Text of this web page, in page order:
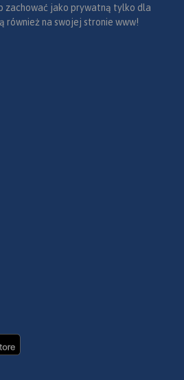
zachować jako prywatną tylko dla
również na swojej stronie www!